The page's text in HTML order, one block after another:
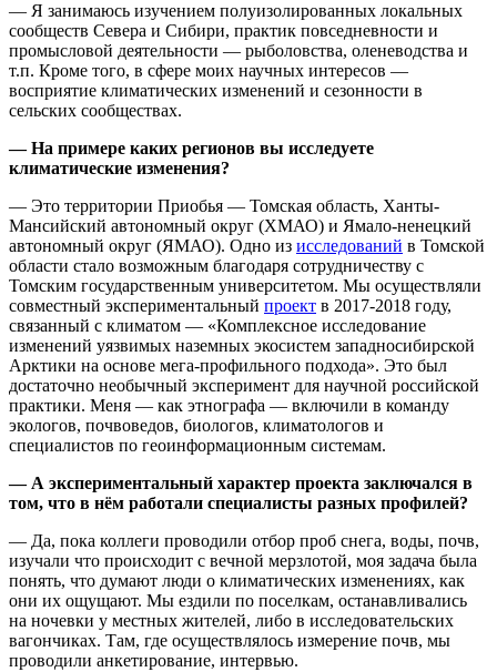
— Я занимаюсь изучением полуизолированных локальных
сообществ Севера и Сибири, практик повседневности и
промысловой деятельности — рыболовства, оленеводства и
т.п. Кроме того, в сфере моих научных интересов —
восприятие климатических изменений и сезонности в
сельских сообществах.
— На примере каких регионов вы исследуете
климатические изменения?
— Это территории Приобья — Томская область, Ханты-
Мансийский автономный округ (ХМАО) и Ямало-ненецкий
автономный округ (ЯМАО). Одно из исследований в Томской
области стало возможным благодаря сотрудничеству с
Томским государственным университетом. Мы осуществляли
совместный экспериментальный проект в 2017-2018 году,
связанный с климатом — «Комплексное исследование
изменений уязвимых наземных экосистем западносибирской
Арктики на основе мега-профильного подхода». Это был
достаточно необычный эксперимент для научной российской
практики. Меня — как этнографа — включили в команду
экологов, почвоведов, биологов, климатологов и
специалистов по геоинформационным системам.
— А экспериментальный характер проекта заключался в
том, что в нём работали специалисты разных профилей?
— Да, пока коллеги проводили отбор проб снега, воды, почв,
изучали что происходит с вечной мерзлотой, моя задача была
понять, что думают люди о климатических изменениях, как
они их ощущают. Мы ездили по поселкам, останавливались
на ночевки у местных жителей, либо в исследовательских
вагончиках. Там, где осуществлялось измерение почв, мы
проводили анкетирование, интервью.